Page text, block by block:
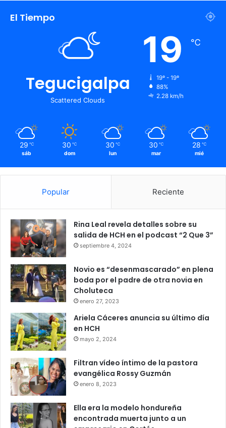
El Tiempo
Tegucigalpa
Scattered Clouds
19 ℃
19º - 19º
88%
2.28 km/h
29 ℃
sáb
30 ℃
dom
30 ℃
lun
30 ℃
mar
28 ℃
mié
Popular Reciente
Rina Leal revela detalles sobre su
salida de HCH en el podcast “2 Que 3”
septiembre 4, 2024
Novio es “desenmascarado” en plena
boda por el padre de otra novia en
Choluteca
enero 27, 2023
Ariela Cáceres anuncia su último día
en HCH
mayo 2, 2024
Filtran vídeo íntimo de la pastora
evangélica Rossy Guzmán
enero 8, 2023
Ella era la modelo hondureña
encontrada muerta junto a un